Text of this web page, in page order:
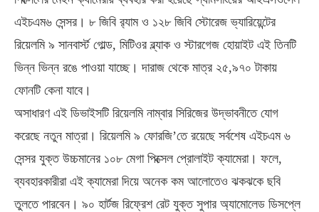
এইচএম৬ সেন্সর। ৮ জিবি র‍্যাম ও ১২৮ জিবি স্টোরেজ ভ্যারিয়েন্টের
রিয়েলমি ৯ সানবার্স্ট গোল্ড, মিটিওর ব্ল্যাক ও স্টারগেজ হোয়াইট এই তিনটি
ভিন্ন ভিন্ন রঙে পাওয়া যাচ্ছে। দারাজ থেকে মাত্র ২৫,৯৭০ টাকায়
ফোনটি কেনা যাবে।
অসাধারণ এই ডিভাইসটি রিয়েলমি নাম্বার সিরিজের উদ্ভাবনীতে যোগ
করেছে নতুন মাত্রা। রিয়েলমি ৯ ফোরজি’তে রয়েছে সর্বশেষ এইচএম ৬
সেন্সর যুক্ত উচ্চমানের ১০৮ মেগা পিক্সেল প্রোলাইট ক্যামেরা। ফলে,
ব্যবহারকারীরা এই ক্যামেরা দিয়ে অনেক কম আলোতেও ঝকঝকে ছবি
তুলতে পারবেন। ৯০ হার্টজ রিফ্রেশ রেট যুক্ত সুপার অ্যামোলেড ডিসপ্লে